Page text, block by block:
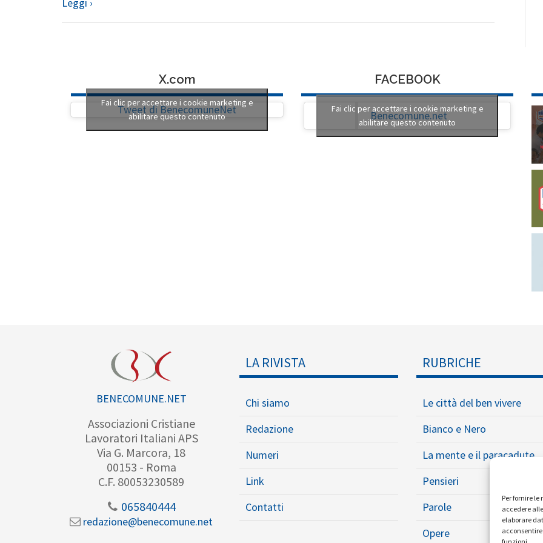
Per fornire
accedere
elaborare
Leggi ›
X.com
Tweet di BenecomuneNet
Fai clic per accettare i cookie marketing e
abilitare questo contenuto
FACEBOOK
Benecomune.net
Fai clic per accettare i cookie marketing e
abilitare questo contenuto
BENECOMUNE.NET
Associazioni Cristiane
Lavoratori Italiani APS
Via G. Marcora, 18
00153 - Roma
C.F. 80053230589
065840444
redazione@benecomune.net
LA RIVISTA
Chi siamo
Redazione
Numeri
Link
Contatti
RUBRICHE
Le città del ben vivere
Bianco e Nero
La mente e il paracadute
Pensieri
Parole
Opere